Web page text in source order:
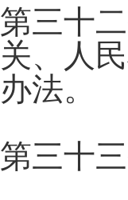
第三十
关、人
办法。
第三十